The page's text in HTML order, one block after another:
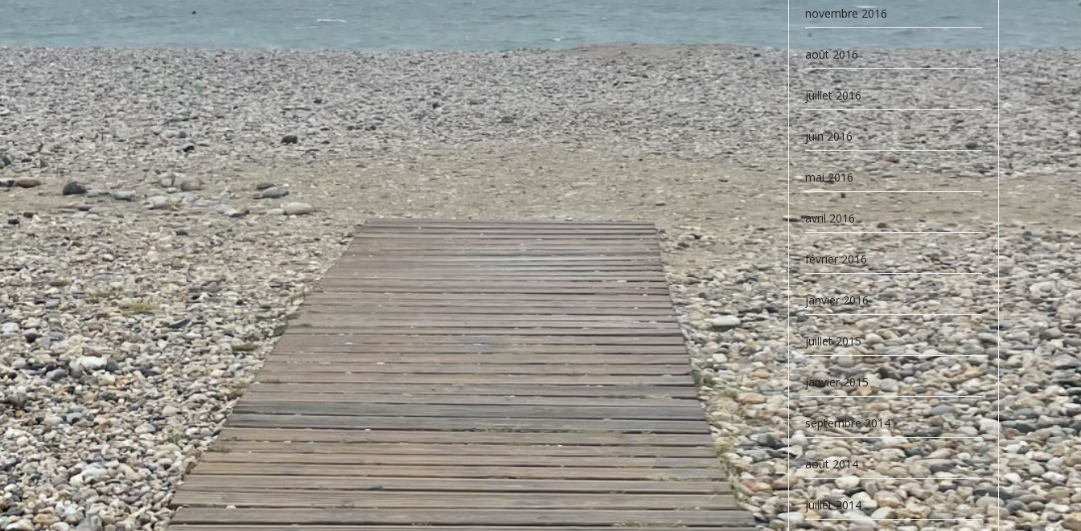
novembre 2016
août 2016
juillet 2016
juin 2016
mai 2016
avril 2016
février 2016
janvier 2016
juillet 2015
janvier 2015
septembre 2014
août 2014
juillet 2014